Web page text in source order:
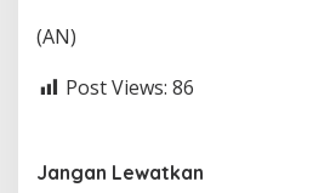
(AN)
Post Views: 86
Jangan Lewatkan